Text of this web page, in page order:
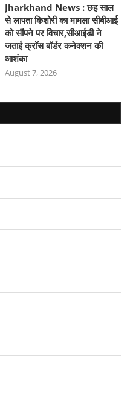
Jharkhand News : छह साल
से लापता किशोरी का मामला सीबीआई
को सौंपने पर विचार,सीआईडी ने
जताई क्रॉस बॉर्डर कनेक्शन की
आशंका
August 7, 2026